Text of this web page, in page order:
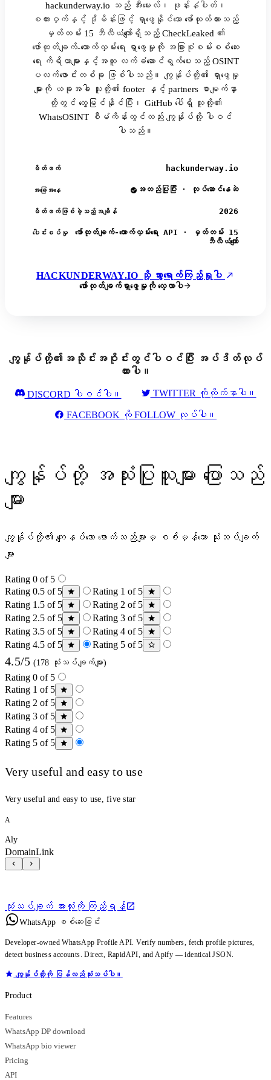
hackunderway.io သည် အီးမေးလ်၊ ဖုန်းနံပါတ်၊
စကားဝှက်နှင့် ဒိုမိန်းဖြင့် ရှာဖွေနိုင်သော ဖော်ထုတ်ထားသည့်
မှတ်တမ်း 15 ဘီလီယံကျော်ရှိသည့် CheckLeaked ၏
ဖော်ထုတ်ချက်-ထောက်လှမ်းရေး ရှာဖွေမှုကို အခြားစုံစမ်းစစ်ဆေး
ရေး ကိရိယာများနှင့်အတူ လက်ခံဆောင်ရွက်ပေးသည့် OSINT
ပလက်ဖောင်းတစ်ခု ဖြစ်ပါသည်။ ကျွန်ုပ်တို့၏ ရှာဖွေမှု
များကို ယခုအခါ သူတို့၏ footer နှင့် partners စာမျက်နှာ
တို့တွင် တွေ့မြင်နိုင်ပြီး၊ GitHub ပေါ်ရှိ သူတို့၏
WhatsOSINT စီမံကိန်းတွင်လည်း ကျွန်ုပ်တို့ ပါဝင်
ပါသည်။
မိတ်ဖက် hackunderway.io
အခြေအနေ အတည်ပြုပြီး · လုပ်ဆောင်နေဆဲ
မိတ်ဖက်ဖြစ်ခဲ့သည့်အချိန် 2026
ပေါင်းစပ်မှု
ဖော်ထုတ်ချက်-ထောက်လှမ်းရေး API · မှတ်တမ်း 15
ဘီလီယံကျော်
HACKUNDERWAY.IO သို့ သွားရောက်ကြည့်ရှုပါ
ဖော်ထုတ်ချက်ရှာဖွေမှုကို လေ့လာပါ
ကျွန်ုပ်တို့၏အသိုင်းအဝိုင်းတွင်ပါဝင်ပြီး အပ်ဒိတ်လုပ်
ထားပါ။
DISCORD ပါဝင်ပါ။ TWITTER ကိုလိုက်နာပါ။
FACEBOOK ကို FOLLOW လုပ်ပါ။
ကျွန်ုပ်တို့ အသုံးပြုသူများ ပြောသည်
များ
ကျွန်ုပ်တို့၏ ကျေနပ်သော ဖောက်သည်များမှ စစ်မှန်သော သုံးသပ်ချက်
များ
Rating 0 of 5
Rating 0.5 of 5
Rating 1 of 5
Rating 1.5 of 5
Rating 2 of 5
Rating 2.5 of 5
Rating 3 of 5
Rating 3.5 of 5
Rating 4 of 5
Rating 4.5 of 5
Rating 5 of 5
4.5/5 (178 သုံးသပ်ချက်များ)
Rating 0 of 5
Rating 1 of 5
Rating 2 of 5
Rating 3 of 5
Rating 4 of 5
Rating 5 of 5
Very useful and easy to use
Very useful and easy to use, five star
A
Aly
DomainLink
သုံးသပ်ချက် အားလုံးကို ကြည့်ရန်
WhatsApp စစ်ဆေးခြင်း
Developer-owned WhatsApp Profile API. Verify numbers, fetch profile pictures,
detect business accounts. Direct, RapidAPI, and Apify — identical JSON.
ကျွန်ုပ်တို့ကို ပြန်လည်သုံးသပ်ပါ။
Product
Features
WhatsApp DP download
WhatsApp bio viewer
Pricing
API